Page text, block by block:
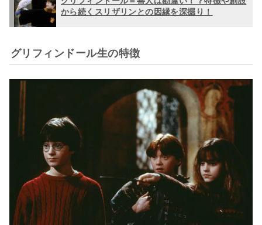
から続くスリザリンとの因縁を深掘り！
グリフィンドール生の特徴